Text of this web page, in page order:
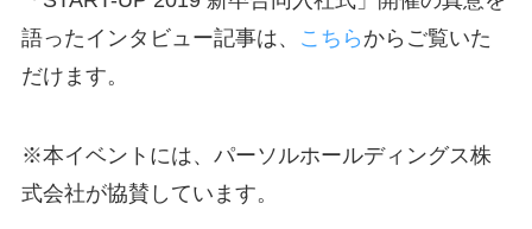
語ったインタビュー記事は、
こちら からご覧いた
だけます。
※本イベントには、パーソルホールディングス株
式会社が協賛しています。